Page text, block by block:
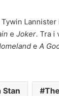
Lannister
e Joker. Tra i
e A
Stan